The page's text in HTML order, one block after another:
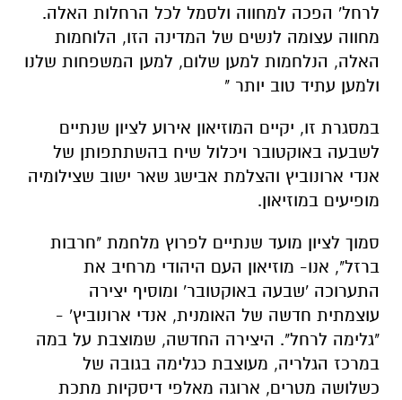
לרחל' הפכה למחווה ולסמל לכל הרחלות האלה.
מחווה עצומה לנשים של המדינה הזו, הלוחמות
האלה, הנלחמות למען שלום, למען המשפחות שלנו
ולמען עתיד טוב יותר "
במסגרת זו, יקיים המוזיאון אירוע לציון שנתיים
לשבעה באוקטובר ויכלול שיח בהשתתפותן של
אנדי ארונוביץ והצלמת אבישג שאר ישוב שצילומיה
מופיעים במוזיאון.
סמוך לציון מועד שנתיים לפרוץ מלחמת "חרבות
ברזל", אנו- מוזיאון העם היהודי מרחיב את
התערוכה 'שבעה באוקטובר' ומוסיף יצירה
עוצמתית חדשה של האומנית, אנדי ארונוביץ' -
"גלימה לרחל". היצירה החדשה, שמוצבת על במה
במרכז הגלריה, מעוצבת כגלימה בגובה של
כשלושה מטרים, ארוגה מאלפי דיסקיות מתכת